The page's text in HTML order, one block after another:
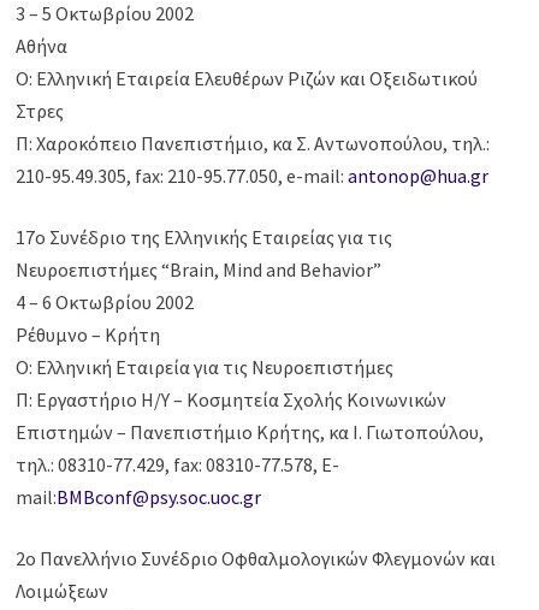
3 – 5 Οκτωβρίου 2002
Αθήνα
Ο: Ελληνική Εταιρεία Ελευθέρων Ριζών και Οξειδωτικού
Στρες
Π: Χαροκόπειο Πανεπιστήμιο, κα Σ. Αντωνοπούλου, τηλ.:
210-95.49.305, fax: 210-95.77.050, e-mail:antonop@hua.gr
17ο Συνέδριο της Ελληνικής Εταιρείας για τις
Νευροεπιστήμες “Brain, Mind and Behavior”
4 – 6 Οκτωβρίου 2002
Ρέθυμνο – Κρήτη
Ο: Ελληνική Εταιρεία για τις Νευροεπιστήμες
Π: Εργαστήριο Η/Υ – Κοσμητεία Σχολής Κοινωνικών
Επιστημών – Πανεπιστήμιο Κρήτης, κα Ι. Γιωτοπούλου,
τηλ.: 08310-77.429, fax: 08310-77.578, E-
mail:BMBconf@psy.soc.uoc.gr
2ο Πανελλήνιο Συνέδριο Οφθαλμολογικών Φλεγμονών και
Λοιμώξεων